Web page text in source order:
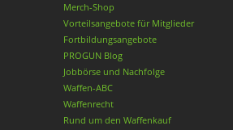
Merch-Shop
Vorteilsangebote für Mitglieder
Fortbildungsangebote
PROGUN Blog
Jobbörse und Nachfolge
Waffen-ABC
Waffenrecht
Rund um den Waffenkauf